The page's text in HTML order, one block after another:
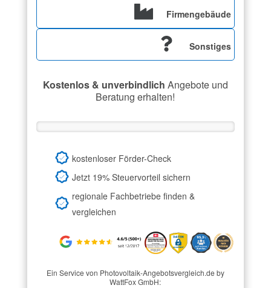
Firmengebäude
Sonstiges
Kostenlos & unverbindlich Angebote und
Beratung erhalten!
kostenloser Förder-Check
Jetzt 19% Steuervorteil sichern
regionale Fachbetriebe finden &
vergleichen
Ein Service von Photovoltaik-Angebotsvergleich.de by
WattFox GmbH: